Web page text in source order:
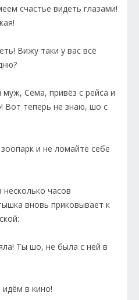
счастье видеть глазами!
Вижу таки у вас всё
Сёма, привёз с рейса и
Вот теперь не знаю, шо с
и не ломайте себе
часов
вновь приковывает к
Ты шо, не была с ней в
в кино!